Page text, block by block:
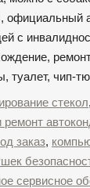
официальный
с
туалет, чип-
стекол,
ремонт
заказ,
сервисное